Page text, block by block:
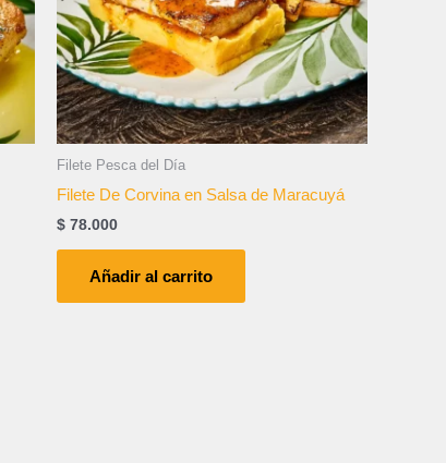
Filete Pesca del Día
Filete De Corvina en Salsa de Maracuyá
$ 78.000
Añadir al carrito